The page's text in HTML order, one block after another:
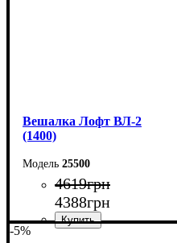
Вешалка Лофт ВЛ-2
(1400)
25500
4619грн
4388грн
-5%